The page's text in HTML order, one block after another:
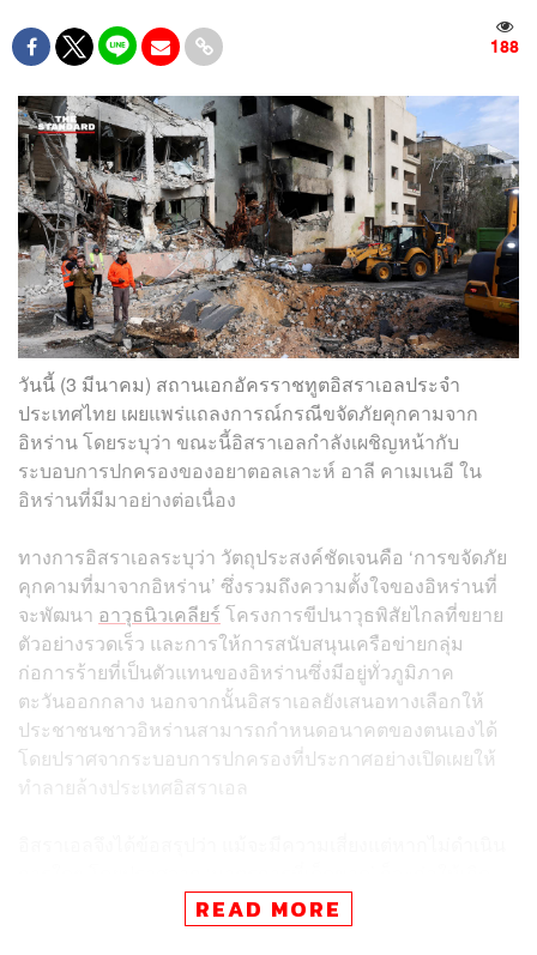
188
วันนี้ (3 มีนาคม) สถานเอกอัครราชทูตอิสราเอลประจำ
ประเทศไทย เผยแพร่แถลงการณ์กรณีขจัดภัยคุกคามจาก
อิหร่าน โดยระบุว่า ขณะนี้อิสราเอลกำลังเผชิญหน้ากับ
ระบอบการปกครองของอยาตอลเลาะห์ อาลี คาเมเนอี ใน
อิหร่านที่มีมาอย่างต่อเนื่อง
ทางการอิสราเอลระบุว่า วัตถุประสงค์ชัดเจนคือ ‘การขจัดภัย
คุกคามที่มาจากอิหร่าน’ ซึ่งรวมถึงความตั้งใจของอิหร่านที่
จะพัฒนา อาวุธนิวเคลียร์ โครงการขีปนาวุธพิสัยไกลที่ขยาย
ตัวอย่างรวดเร็ว และการให้การสนับสนุนเครือข่ายกลุ่ม
ก่อการร้ายที่เป็นตัวแทนของอิหร่านซึ่งมีอยู่ทั่วภูมิภาค
ตะวันออกกลาง นอกจากนั้นอิสราเอลยังเสนอทางเลือกให้
ประชาชนชาวอิหร่านสามารถกำหนดอนาคตของตนเองได้
โดยปราศจากระบอบการปกครองที่ประกาศอย่างเปิดเผยให้
ทำลายล้างประเทศอิสราเอล
อันตรายที่ร้ายแรงยิ่งไปกว่านั้น ทั้งยังระบุว่า อิหร่านจะบรรลุ
ขีดความสามารถสูงสุดด้านนิวเคลียร์และขีปนาวุธ ที่ทำให้ไม่
READ MORE